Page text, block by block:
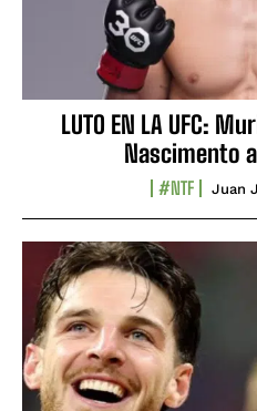
LUTO EN LA UFC:
Nascimento
#NTF Juan